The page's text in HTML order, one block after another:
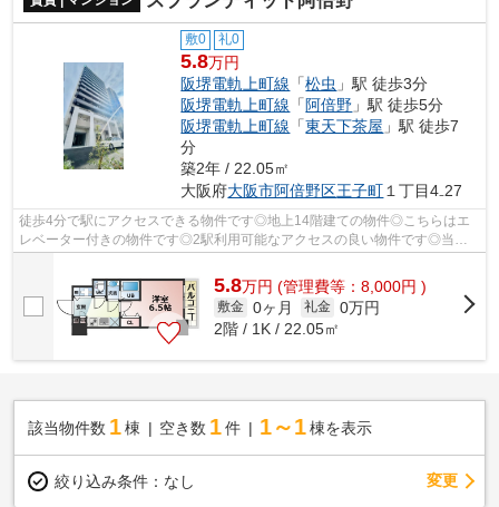
敷0 礼0
5.8万円
阪堺電軌上町線 「松虫 」駅 徒歩3分
阪堺電軌上町線 「 阿倍野 」駅 徒歩5分
阪堺電軌上町線 「東天下茶屋 」駅 徒歩7
分
築2年 / 22.05㎡
大阪府大阪市阿倍野区王子町１丁目4₋27
徒歩4分で駅にアクセスできる物件です◎地上14階建ての物件◎こちらはエ
レベーター付きの物件です◎2駅利用可能なアクセスの良い物件です◎当社
5.8万円 (管理費等：8,000円 )
敷金 0ヶ月 礼金 0万円
2階 / 1K / 22.05㎡
該当物件数 1棟 空き数 1 件 1～1 棟を表示
絞り込み条件： なし 変更